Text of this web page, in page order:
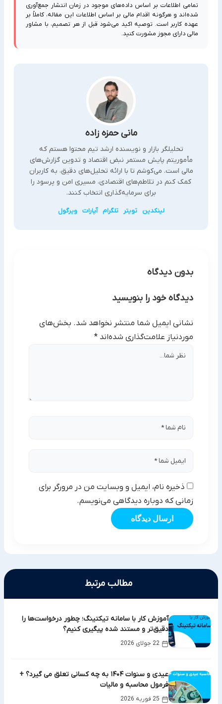
تمامی اطلاعات بر اساس داده‌های موجود در زمان انتشار جمع‌آوری
شده‌اند و هرگونه اقدام مالی بر اساس اطلاعات این مقاله، کاملاً بر
عهده کاربر است. توصیه اکید می‌شود قبل از هر تصمیم، با مشاور
مالی دارای مجوز مشورت کنید.
مانی حمزه زاده
تحلیلگر بازار و نویسنده ارشد تیم محتوا هستم که
مأموریتم پایش مستمر نبض اقتصاد و تدوین گزارش‌های
مالی است. می‌کوشم تا با ارائه تحلیل‌های دقیق، به کاربران
کمک کنم در تلاطم‌های اقتصادی، مسیری امن و پرسود را
برای سرمایه‌گذاری انتخاب کنند.
لینکدین تویتر تلگرام آپارات ویرگول
بدون دیدگاه
دیدگاه خود را بنویسید
نشانی ایمیل شما منتشر نخواهد شد. بخش‌های
موردنیاز علامت‌گذاری شده‌اند *
ذخیره نام، ایمیل و وبسایت من در مرورگر برای
زمانی که دوباره دیدگاهی می‌نویسم.
ارسال دیدگاه
مطالب مرتبط
آموزش کار با سامانه تیکتینگ؛ چطور درخواست‌ها را
دقیق‌تر و مستند شده پیگیری کنیم؟
22 جولای 2026
عیدی و سنوات ۱۴۰۴ به چه کسانی تعلق می گیرد؟ +
فرمول محاسبه و مالیات
25 فوریه 2026